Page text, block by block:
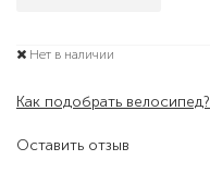
Оставить отзыв
Нет в наличии
Как подобрать велосипед?